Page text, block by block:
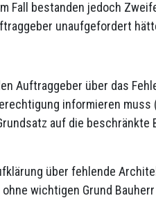
Fall bestanden jedoch
unaufgefordert
Auftraggeber über das
informieren muss
auf die beschränkte
über fehlende
wichtigen Grund Bauherr